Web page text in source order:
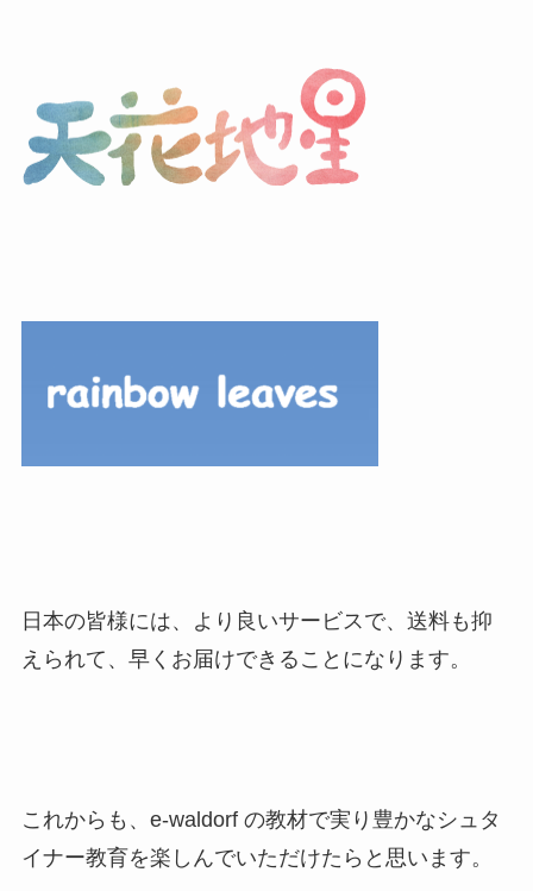
日本の皆様には、より良いサービスで、送料も抑
えられて、早くお届けできることになります。
これからも、e-waldorf の教材で実り豊かなシュタ
イナー教育を楽しんでいただけたらと思います。